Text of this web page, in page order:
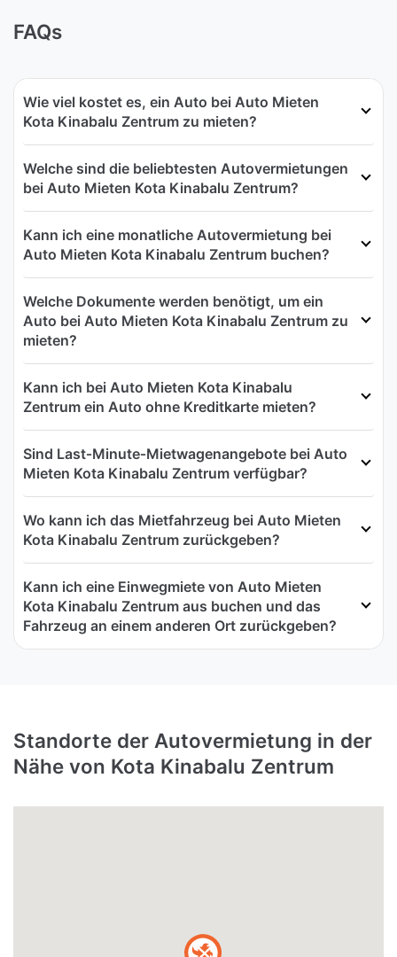
FAQs
Wie viel kostet es, ein Auto bei Auto Mieten
Kota Kinabalu Zentrum zu mieten?
Welche sind die beliebtesten Autovermietungen
bei Auto Mieten Kota Kinabalu Zentrum?
Kann ich eine monatliche Autovermietung bei
Auto Mieten Kota Kinabalu Zentrum buchen?
Welche Dokumente werden benötigt, um ein
Auto bei Auto Mieten Kota Kinabalu Zentrum zu
mieten?
Kann ich bei Auto Mieten Kota Kinabalu
Zentrum ein Auto ohne Kreditkarte mieten?
Sind Last‑Minute‑Mietwagenangebote bei Auto
Mieten Kota Kinabalu Zentrum verfügbar?
Wo kann ich das Mietfahrzeug bei Auto Mieten
Kota Kinabalu Zentrum zurückgeben?
Kann ich eine Einwegmiete von Auto Mieten
Kota Kinabalu Zentrum aus buchen und das
Fahrzeug an einem anderen Ort zurückgeben?
Standorte der Autovermietung in der
Nähe von Kota Kinabalu Zentrum